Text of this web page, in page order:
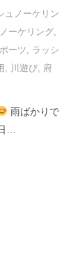
ュノーケリン
ーケリング,
ーツ, ラッシ
, 川遊び, 府
雨ばかりで
…